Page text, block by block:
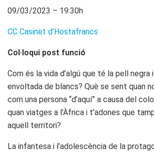
09/03/2023 – 19:30h
CC Casinet d’Hostafrancs
Col·loqui post funció
Com és la vida d’algú que té la pell negra
envoltada de blancs? Què se sent quan
com una persona “d’aquí” a causa del
quan viatges a l’Àfrica i t’adones que
aquell territori?
La infantesa i l’adolescència de la